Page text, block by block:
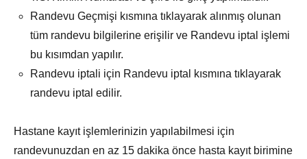
Randevu Geçmişi kısmına tıklayarak alınmış olunan
tüm randevu bilgilerine erişilir ve Randevu iptal işlemi
bu kısımdan yapılır.
Randevu iptali için Randevu iptal kısmına tıklayarak
randevu iptal edilir.
Hastane kayıt işlemlerinizin yapılabilmesi için
randevunuzdan en az 15 dakika önce hasta kayıt birimine